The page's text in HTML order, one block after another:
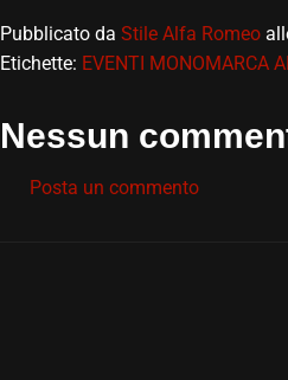
Pubblicato da Stile Alfa Romeo
Etichette: EVENTI MONOMARCA
Nessun
Posta un commento